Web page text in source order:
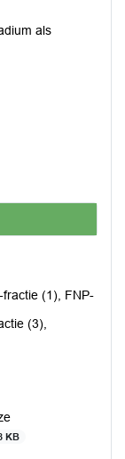
als
(1), FNP-
(3),
KB